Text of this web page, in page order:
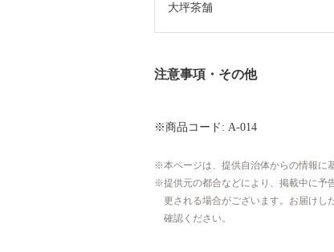
大坪茶舗
注意事項・その他
※商品コード: A-014
本ページは、提供自治体からの情報に
提供元の都合などにより、掲載中に予
更される場合がございます。お届けし
確認ください。